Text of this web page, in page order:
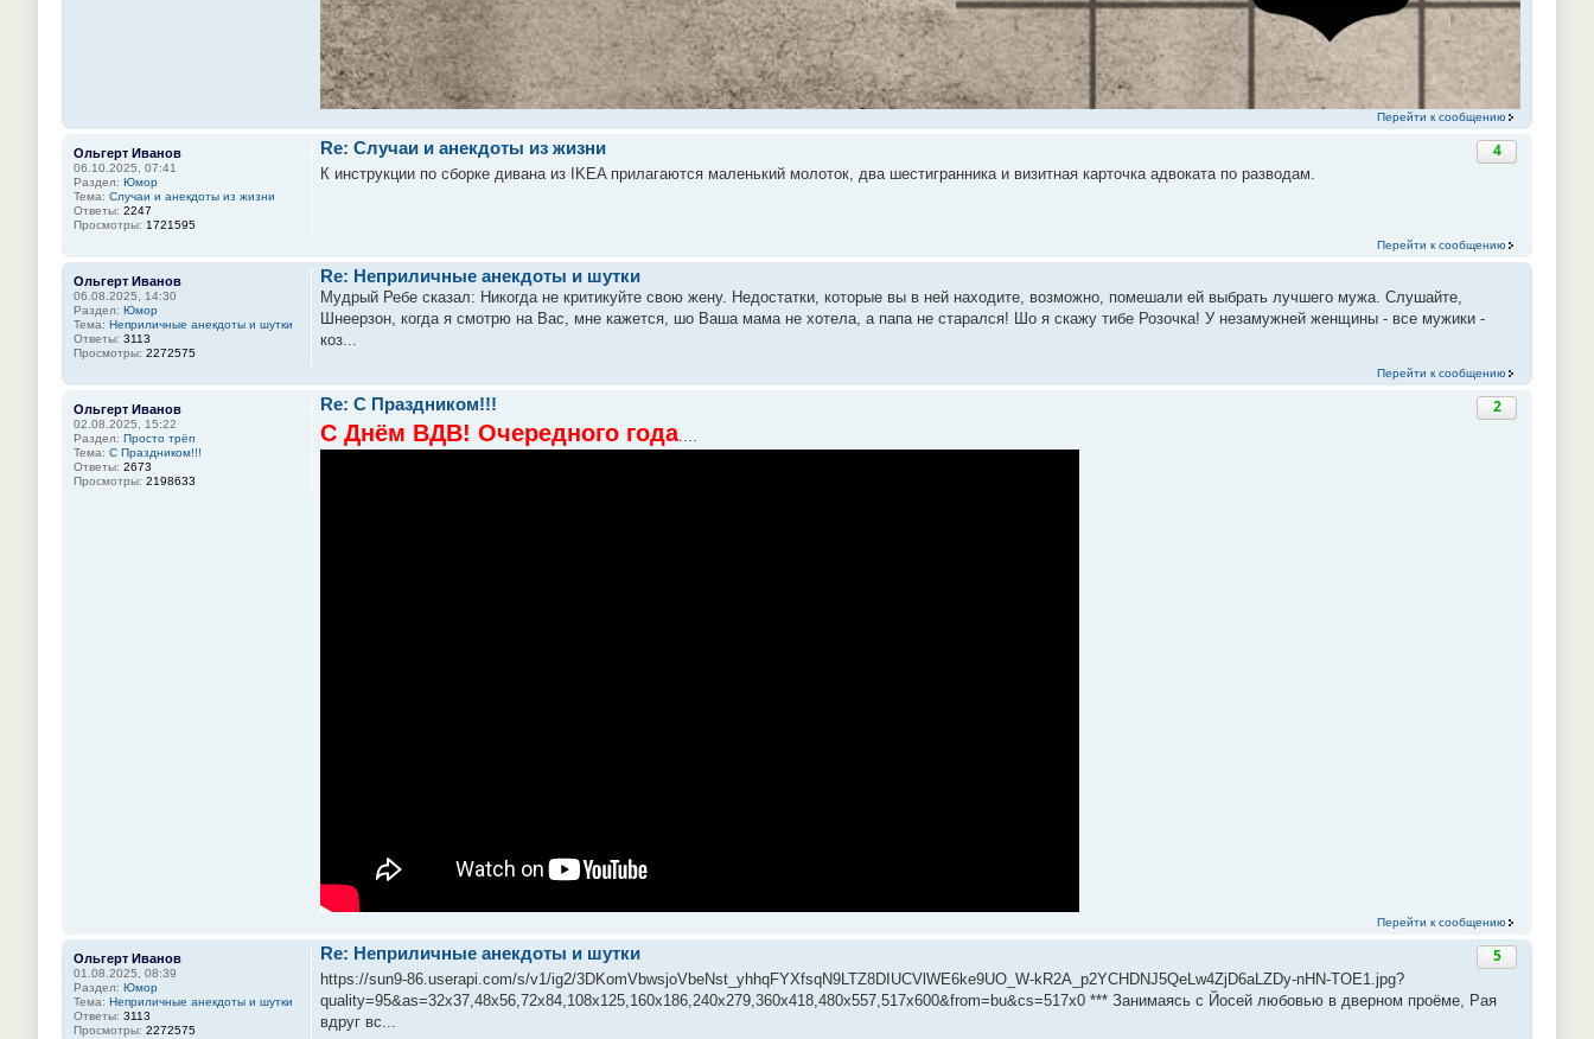
Перейти к сообщению
Ольгерт Иванов
06.10.2025, 07:41
Раздел: Юмор
Тема: Случаи и анекдоты из жизни
Ответы: 2247
Просмотры: 1721595
4
Re: Случаи и анекдоты из жизни
К инструкции по сборке дивана из IKEA прилагаются маленький молоток, два шестигранника и визитная карточка адвоката по разводам.
Перейти к сообщению
Ольгерт Иванов
06.08.2025, 14:30
Раздел: Юмор
Тема: Неприличные анекдоты и шутки
Ответы: 3113
Просмотры: 2272575
Re: Неприличные анекдоты и шутки
Мудрый Ребе сказал: Никогда не критикуйте свою жену. Недостатки, которые вы в ней находите, возможно, помешали ей выбрать лучшего мужа. Cлушайте,
Шнеерзон, когда я смотрю на Вас, мне кажется, шо Ваша мама не хотела, а папа не старался! Шо я скажу тибе Розочка! У незамужней женщины - все мужики -
коз...
Перейти к сообщению
Ольгерт Иванов
02.08.2025, 15:22
Раздел: Просто трёп
Тема: С Праздником!!!
Ответы: 2673
Просмотры: 2198633
2
Re: С Праздником!!!
С Днём ВДВ! Очередного года....
Перейти к сообщению
Ольгерт Иванов
01.08.2025, 08:39
Раздел: Юмор
Тема: Неприличные анекдоты и шутки
Ответы: 3113
Просмотры: 2272575
5
Re: Неприличные анекдоты и шутки
https://sun9-86.userapi.com/s/v1/ig2/3DKomVbwsjoVbeNst_yhhqFYXfsqN9LTZ8DIUCVlWE6ke9UO_W-kR2A_p2YCHDNJ5QeLw4ZjD6aLZDy-nHN-TOE1.jpg?
quality=95&as=32x37,48x56,72x84,108x125,160x186,240x279,360x418,480x557,517x600&from=bu&cs=517x0 *** Занимаясь с Йосей любовью в дверном проёме, Рая
вдруг вс...